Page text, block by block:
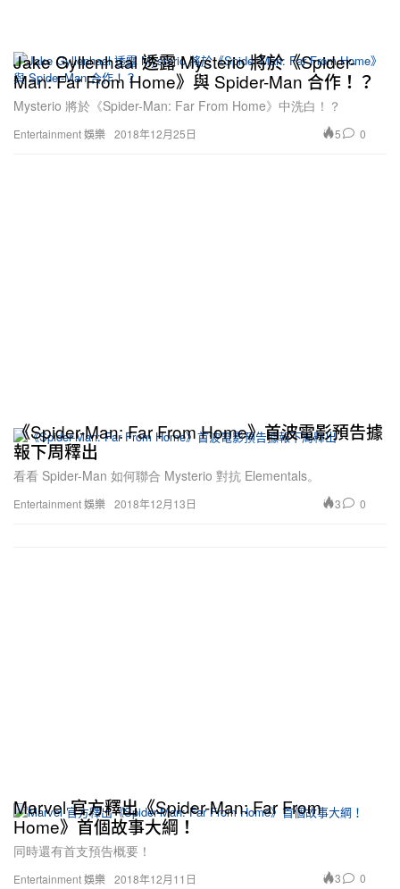
Entertainment 娛樂
Jake Gyllenhaal 透露 Mysterio 將於《Spider-
Man: Far From Home》與 Spider-Man 合作！？
Mysterio 將於《Spider-Man: Far From Home》中洗白！？
2018年12月25日 5 0
Entertainment 娛樂
《Spider-Man: Far From Home》首波電影預告據
報下周釋出
看看 Spider-Man 如何聯合 Mysterio 對抗 Elementals。
2018年12月13日 3 0
Entertainment 娛樂
Marvel 官方釋出《Spider-Man: Far From
Home》首個故事大綱！
同時還有首支預告概要！
2018年12月11日 3 0